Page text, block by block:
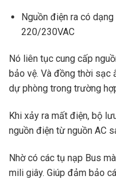
Nguồn điện ra có
220/230VAC
Nó liên tục cung cấp
bảo vệ. Và đồng thời
dự phòng trong trường
Khi xảy ra mất điện, bộ
nguồn điện từ nguồn AC
Nhờ có các tụ nạp Bus
mili giây. Giúp đảm bảo